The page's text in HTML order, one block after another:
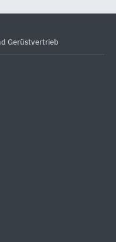
Gerüstvertrieb